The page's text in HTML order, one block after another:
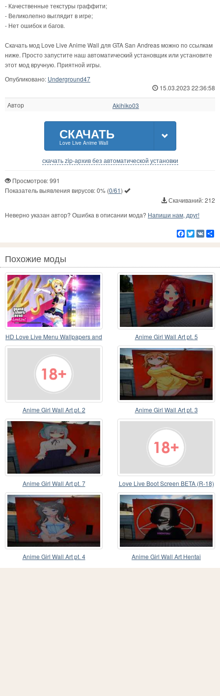
- Качественные текстуры граффити;
- Великолепно выглядит в игре;
- Нет ошибок и багов.
Скачать мод Love Live Anime Wall для GTA San Andreas можно по ссылкам
ниже. Просто запустите наш автоматический установщик или установите
этот мод вручную. Приятной игры.
Опубликовано: Underground47
15.03.2023 22:36:58
Автор Akihiko03
СКАЧАТЬ
Love Live Anime Wall
скачать zip-архив без автоматической установки
Просмотров: 991
Показатель выявления вирусов:0% (0/61)
Скачиваний: 212
Неверно указан автор? Ошибка в описании мода? Напиши нам, друг!
Facebook
Twitter
VK
Похожие моды
HD Love Live Menu Wallpapers and
Load Screens
Anime Girl Wall Art pt. 5
Anime Girl Wall Art pt. 2 Anime Girl Wall Art pt. 3
Anime Girl Wall Art pt. 7 Love Live Boot Screen BETA (R-18)
Anime Girl Wall Art pt. 4 Anime Girl Wall Art Hentai